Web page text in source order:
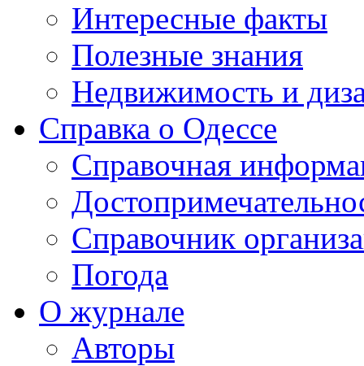
Интересные факты
Полезные знания
Недвижимость и
Справка о Одессе
Справочная
Справочник
Погода
О журнале
Авторы